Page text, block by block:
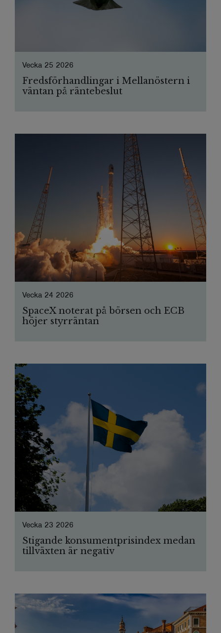
Vecka 25 2026
Fredsförhandlingar i Mellanöstern i
väntan på räntebeslut
Vecka 24 2026
SpaceX noterat på börsen och ECB
höjer styrräntan
Vecka 23 2026
Stigande konsumentprisindex medan
tillväxten är negativ